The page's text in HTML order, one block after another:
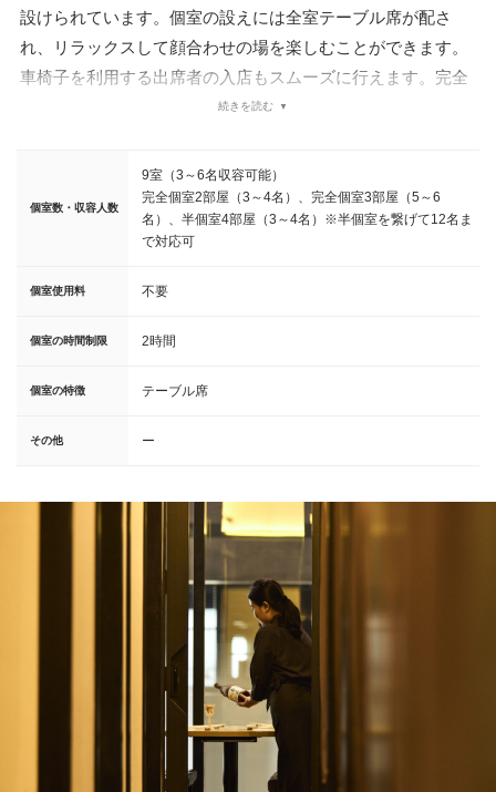
設けられています。個室の設えには全室テーブル席が配さ
れ、リラックスして顔合わせの場を楽しむことができます。
車椅子を利用する出席者の入店もスムーズに行えます。完全
個室のなかには、窓越しに銀座の景観を楽しめる部屋も用
背景にした顔合わせが叶います。また半個室は、利用人数に
合わせた空間の調整もでき、最大12名までの顔合わせにも対
続きを読む
個室数・収容人数
9室（3～6名収容可能）
完全個室2部屋（3～4名）、完全個室3部屋（5～6
名）、半個室4部屋（3～4名）※半個室を繋げて12名ま
で対応可
個室使用料 不要
個室の時間制限 2時間
個室の特徴 テーブル席
その他 ー